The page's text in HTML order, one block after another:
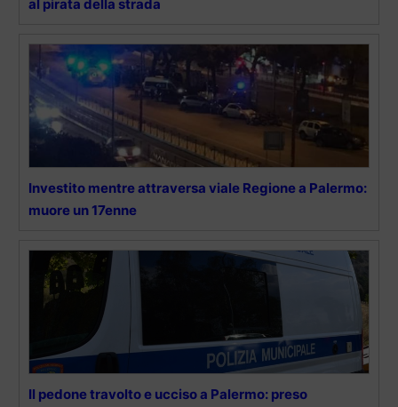
al pirata della strada
Investito mentre attraversa viale Regione a Palermo:
muore un 17enne
Il pedone travolto e ucciso a Palermo: preso